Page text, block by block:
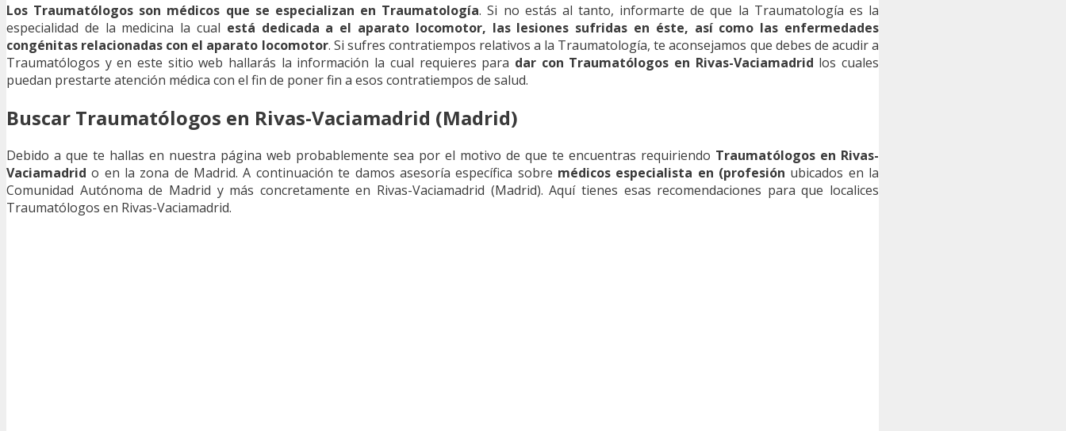
Los Traumatólogos son médicos que se especializan en Traumatología. Si no estás al tanto, informarte de que la Traumatología es la
especialidad de la medicina la cual está dedicada a el aparato locomotor, las lesiones sufridas en éste, así como las enfermedades
congénitas relacionadas con el aparato locomotor. Si sufres contratiempos relativos a la Traumatología, te aconsejamos que debes de acudir a
Traumatólogos y en este sitio web hallarás la información la cual requieres para dar con Traumatólogos en Rivas-Vaciamadrid los cuales
puedan prestarte atención médica con el fin de poner fin a esos contratiempos de salud.
Buscar Traumatólogos en Rivas-Vaciamadrid (Madrid)
Debido a que te hallas en nuestra página web probablemente sea por el motivo de que te encuentras requiriendo Traumatólogos en Rivas-
Vaciamadrid o en la zona de Madrid. A continuación te damos asesoría específica sobre médicos especialista en (profesión ubicados en la
Comunidad Autónoma de Madrid y más concretamente en Rivas-Vaciamadrid (Madrid). Aquí tienes esas recomendaciones para que localices
Traumatólogos en Rivas-Vaciamadrid.